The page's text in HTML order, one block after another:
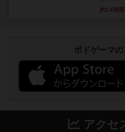
約14時
ボドゲーマ
アクセ